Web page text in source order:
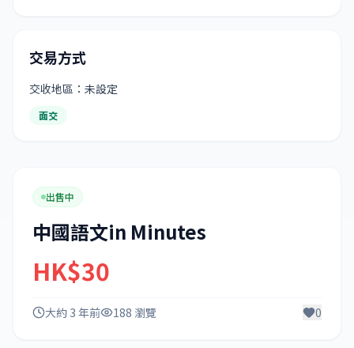
交易方式
交收地區：未設定
面交
出售中
中國語文in Minutes
HK$30
大約 3 年前 188 瀏覽 0